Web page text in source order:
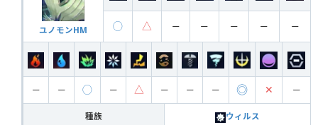
ユノモンHM ◯ △ ー ー ー ー ー
ー ー ◯ ー △ ー ー ー ◎ ✕ ー
種族 ウィルス